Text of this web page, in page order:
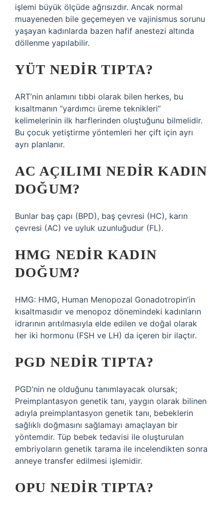
işlemi büyük ölçüde ağrısızdır. Ancak normal
muayeneden bile geçemeyen ve vajinismus sorunu
yaşayan kadınlarda bazen hafif anestezi altında
döllenme yapılabilir.
YÜT NEDIR TIPTA?
ART’nin anlamını tıbbi olarak bilen herkes, bu
kısaltmanın “yardımcı üreme teknikleri”
kelimelerinin ilk harflerinden oluştuğunu bilmelidir.
Bu çocuk yetiştirme yöntemleri her çift için ayrı
ayrı planlanır.
AC AÇILIMI NEDIR KADIN
DOĞUM?
Bunlar baş çapı (BPD), baş çevresi (HC), karın
çevresi (AC) ve uyluk uzunluğudur (FL).
HMG NEDIR KADIN
DOĞUM?
HMG: HMG, Human Menopozal Gonadotropin’in
kısaltmasıdır ve menopoz dönemindeki kadınların
idrarının arıtılmasıyla elde edilen ve doğal olarak
her iki hormonu (FSH ve LH) da içeren bir ilaçtır.
PGD NEDIR TIPTA?
PGD’nin ne olduğunu tanımlayacak olursak;
Preimplantasyon genetik tanı, yaygın olarak bilinen
adıyla preimplantasyon genetik tanı, bebeklerin
sağlıklı doğmasını sağlamayı amaçlayan bir
yöntemdir. Tüp bebek tedavisi ile oluşturulan
embriyoların genetik tarama ile incelendikten sonra
anneye transfer edilmesi işlemidir.
OPU NEDIR TIPTA?